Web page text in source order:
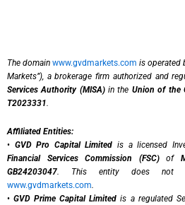
The domain www.gvdmarkets.com is operated
Markets”), a brokerage firm authorized and
Services Authority (MISA)in the Union of the
T2023331.
Affiliated Entities:
• GVD Pro Capital Limited is a licensed
Financial Services Commission (FSC)of
GB24203047. This entity does not
www.gvdmarkets.com.
•GVD Prime Capital Limited is a regulated